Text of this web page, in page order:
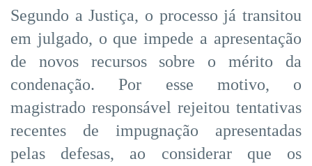
Segundo a Justiça, o processo já transitou
em julgado, o que impede a apresentação
de novos recursos sobre o mérito da
condenação. Por esse motivo, o
magistrado responsável rejeitou tentativas
recentes de impugnação apresentadas
pelas defesas, ao considerar que os